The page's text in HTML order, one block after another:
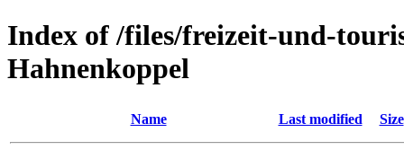
Index of /files/freizeit-und-
Hahnenkoppel
Name Last modified Size